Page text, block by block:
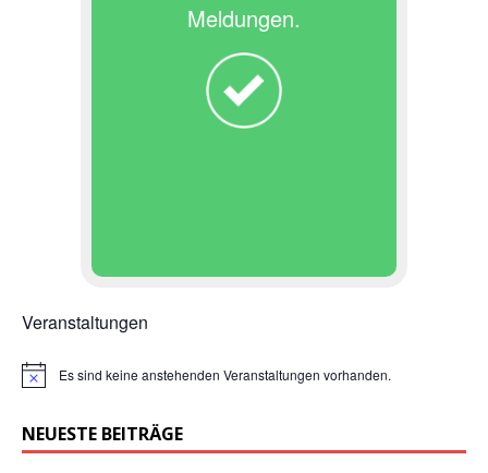
Meldungen.
Veranstaltungen
H
w
e
Es sind keine anstehenden Veranstaltungen vorhanden.
NEUESTE BEITRÄGE